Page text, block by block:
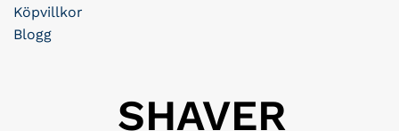
Köpvillkor
Blogg
SHAVER